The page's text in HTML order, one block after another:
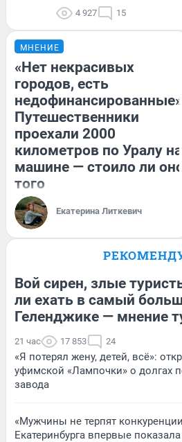
4 927 15
МНЕНИЕ
«Нет некрасивых
городов, есть
недофинансированные».
Путешественники
проехали 2000
километров по Уралу на
машине — стоило ли оно
того
Екатерина Литкевич
Вой сирен, злые
ли ехать в самый
Геленджике — мнение
21 час 17 853 24
«Я потерял жену, детей, всё»:
уфимской «Лампочки» о долгах
завода
«Мужчины не терпят
Екатеринбурга впервые